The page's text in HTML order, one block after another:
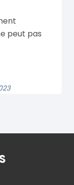
peut pas